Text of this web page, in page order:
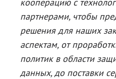
партнерами, чтобы
решения для наших
аспектам, от
политик в области
данных, до поставки